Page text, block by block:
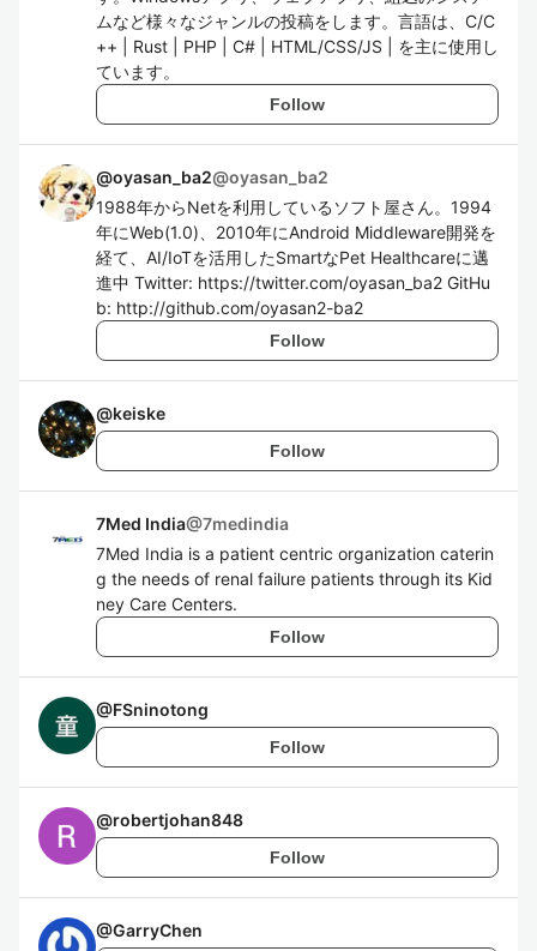
ムなど様々なジャンルの投稿をします。言語は、C/C
++ | Rust | PHP | C# | HTML/CSS/JS | を主に使用し
ています。
Follow
@oyasan_ba2@oyasan_ba2
1988年からNetを利用しているソフト屋さん。1994
年にWeb(1.0)、2010年にAndroid Middleware開発を
経て、AI/IoTを活用したSmartなPet Healthcareに邁
進中 Twitter: https://twitter.com/oyasan_ba2 GitHu
b: http://github.com/oyasan2-ba2
Follow
@keiske
Follow
7Med India@7medindia
7Med India is a patient centric organization caterin
g the needs of renal failure patients through its Kid
ney Care Centers.
Follow
@FSninotong
Follow
@robertjohan848
Follow
@GarryChen